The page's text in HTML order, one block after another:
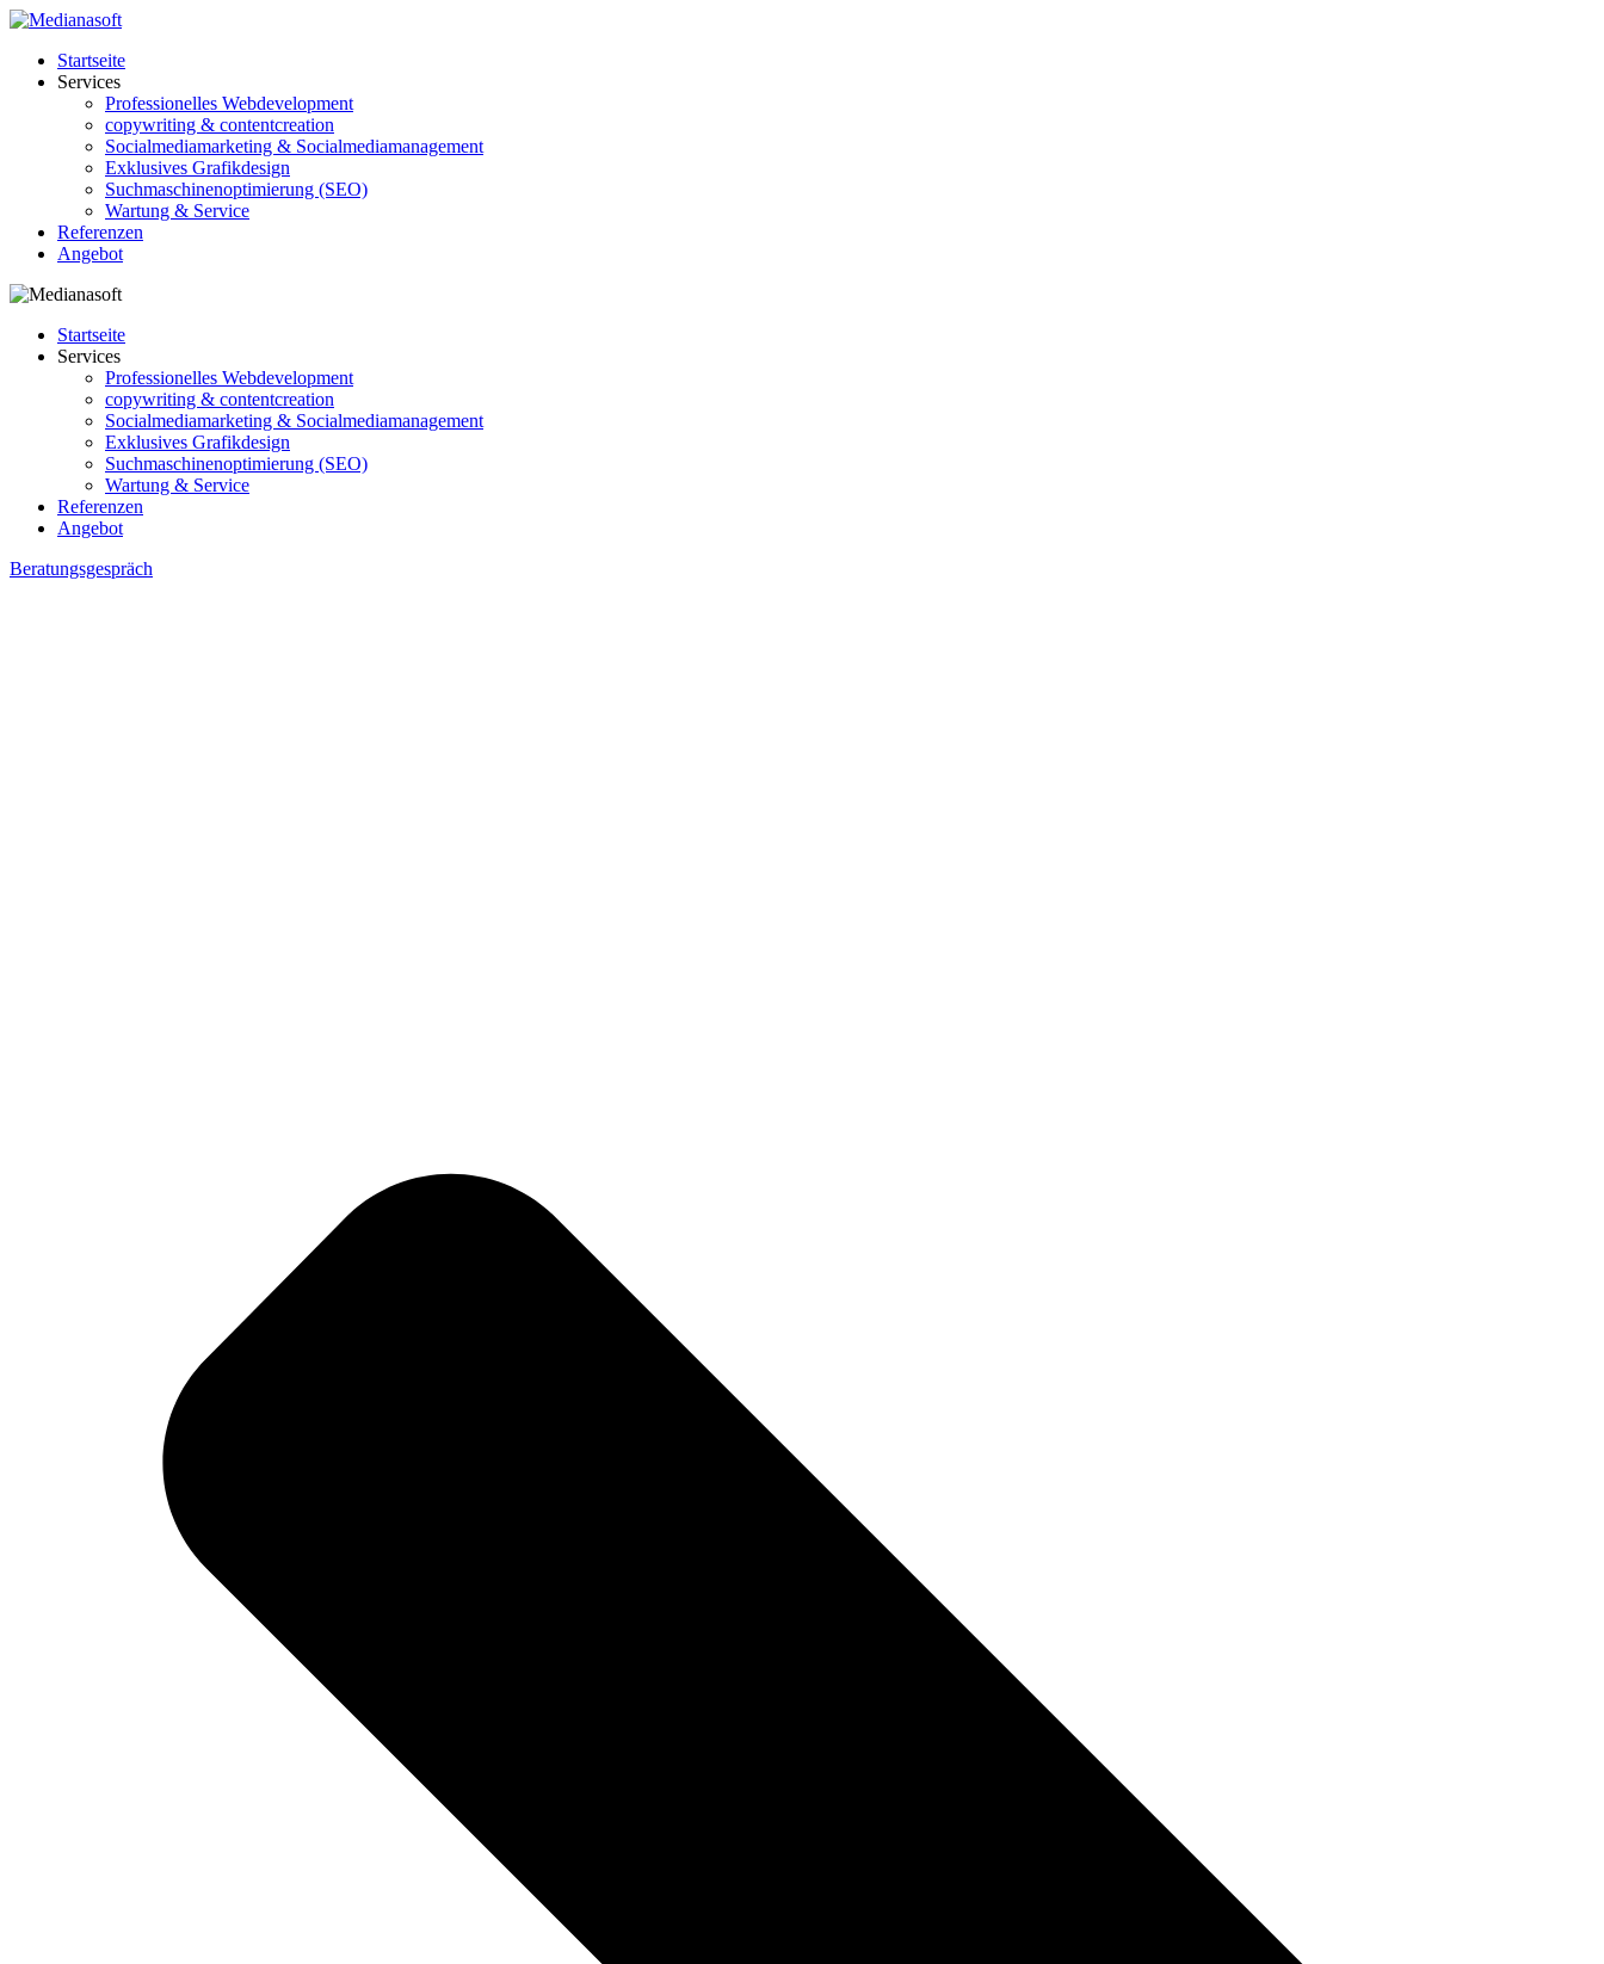
Startseite
Services
Professionelles Webdevelopment
copywriting & contentcreation
Socialmediamarketing & Socialmediamanagement
Exklusives Grafikdesign
Suchmaschinenoptimierung (SEO)
Wartung & Service
Referenzen
Angebot
Startseite
Services
Professionelles Webdevelopment
copywriting & contentcreation
Socialmediamarketing & Socialmediamanagement
Exklusives Grafikdesign
Suchmaschinenoptimierung (SEO)
Wartung & Service
Referenzen
Angebot
Beratungsgespräch